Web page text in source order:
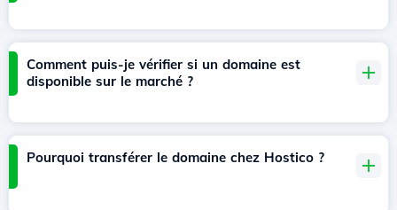
Comment puis-je vérifier si un domaine est
disponible sur le marché ?
Pourquoi transférer le domaine chez Hostico ?